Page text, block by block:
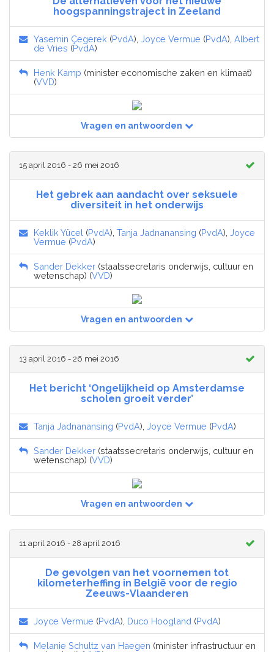
hoogspanningstraject in Zeeland
Yasemin Çegerek (PvdA), Joyce Vermue (PvdA), Albert
de Vries (PvdA)
Henk Kamp (minister economische zaken en klimaat)
(VVD)
Vragen en antwoorden
15 april 2016 - 26 mei 2016
Het gebrek aan aandacht over seksuele
diversiteit in het onderwijs
Keklik Yücel (PvdA), Tanja Jadnanansing (PvdA), Joyce
Vermue (PvdA)
Sander Dekker (staatssecretaris onderwijs, cultuur en
wetenschap) (VVD)
Vragen en antwoorden
13 april 2016 - 26 mei 2016
Het bericht ‘Ongelijkheid op Amsterdamse
scholen groeit verder’
Tanja Jadnanansing (PvdA), Joyce Vermue (PvdA)
Sander Dekker (staatssecretaris onderwijs, cultuur en
wetenschap) (VVD)
Vragen en antwoorden
11 april 2016 - 28 april 2016
De gevolgen van het voornemen tot
kilometerheffing in België voor de regio
Zeeuws-Vlaanderen
Joyce Vermue (PvdA), Duco Hoogland (PvdA)
Melanie Schultz van Haegen (minister infrastructuur en